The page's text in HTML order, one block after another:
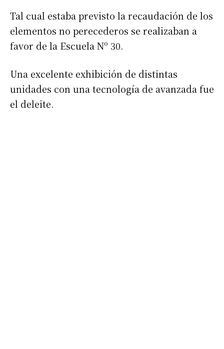
Tal cual estaba previsto la recaudación de los
elementos no perecederos se realizaban a
favor de la Escuela Nº 30.
Una excelente exhibición de distintas
unidades con una tecnología de avanzada fue
el deleite.